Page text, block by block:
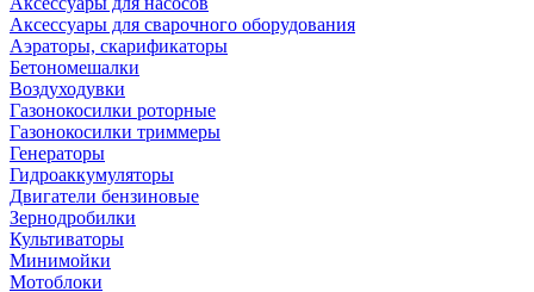
Аксессуары для сварочного оборудования
Аэраторы, скарификаторы
Бетономешалки
Воздуходувки
Газонокосилки роторные
Газонокосилки триммеры
Генераторы
Гидроаккумуляторы
Двигатели бензиновые
Зернодробилки
Культиваторы
Минимойки
Мотоблоки